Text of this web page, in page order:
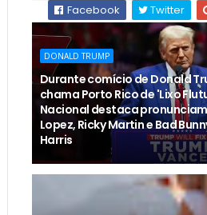
Facebook
Twitter
DONALD TRUMP
Durante comício de Donald
chama Porto Rico de 'Lixo
Nacional destaca
Lopez, Ricky Martin e Bad
Harris